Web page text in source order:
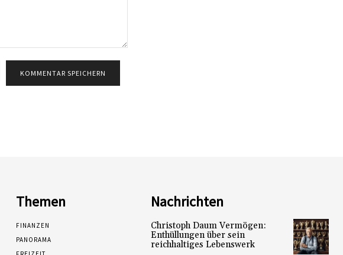
Mail:*
Themen
FINANZEN
PANORAMA
Nachrichten
Christoph Daum Vermögen:
Enthüllungen über sein
reichhaltiges Lebenswerk